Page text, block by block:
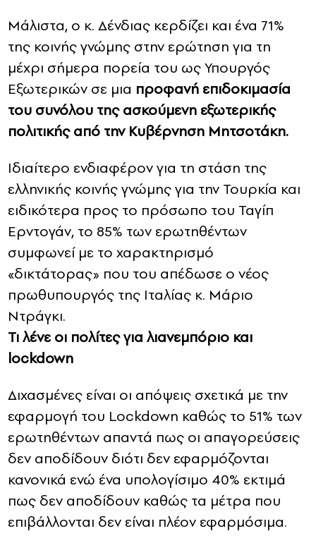
Μάλιστα, ο κ. Δένδιας κερδίζει και ένα 71%
της κοινής γνώμης στην ερώτηση για τη
μέχρι σήμερα πορεία του ως Υπουργός
Εξωτερικών σε μια προφανή επιδοκιμασία
του συνόλου της ασκούμενη εξωτερικής
πολιτικής από την Κυβέρνηση Μητσοτάκη.
Ιδιαίτερο ενδιαφέρον για τη στάση της
ελληνικής κοινής γνώμης για την Τουρκία και
ειδικότερα προς το πρόσωπο του Ταγίπ
Ερντογάν, το 85% των ερωτηθέντων
συμφωνεί με το χαρακτηρισμό
«δικτάτορας» που του απέδωσε ο νέος
πρωθυπουργός της Ιταλίας κ. Μάριο
Ντράγκι.
Τι λένε οι πολίτες για λιανεμπόριο και
lockdown
Διχασμένες είναι οι απόψεις σχετικά με την
εφαρμογή του Lockdown καθώς το 51% των
ερωτηθέντων απαντά πως οι απαγορεύσεις
δεν αποδίδουν διότι δεν εφαρμόζονται
κανονικά ενώ ένα υπολογίσιμο 40% εκτιμά
πως δεν αποδίδουν καθώς τα μέτρα που
επιβάλλονται δεν είναι πλέον εφαρμόσιμα.